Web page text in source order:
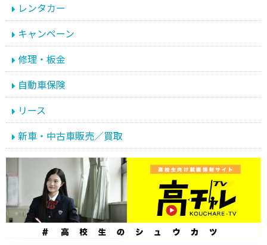
レンタカー
キャンペーン
修理・板金
自動車保険
リース
新車・中古車販売／買取